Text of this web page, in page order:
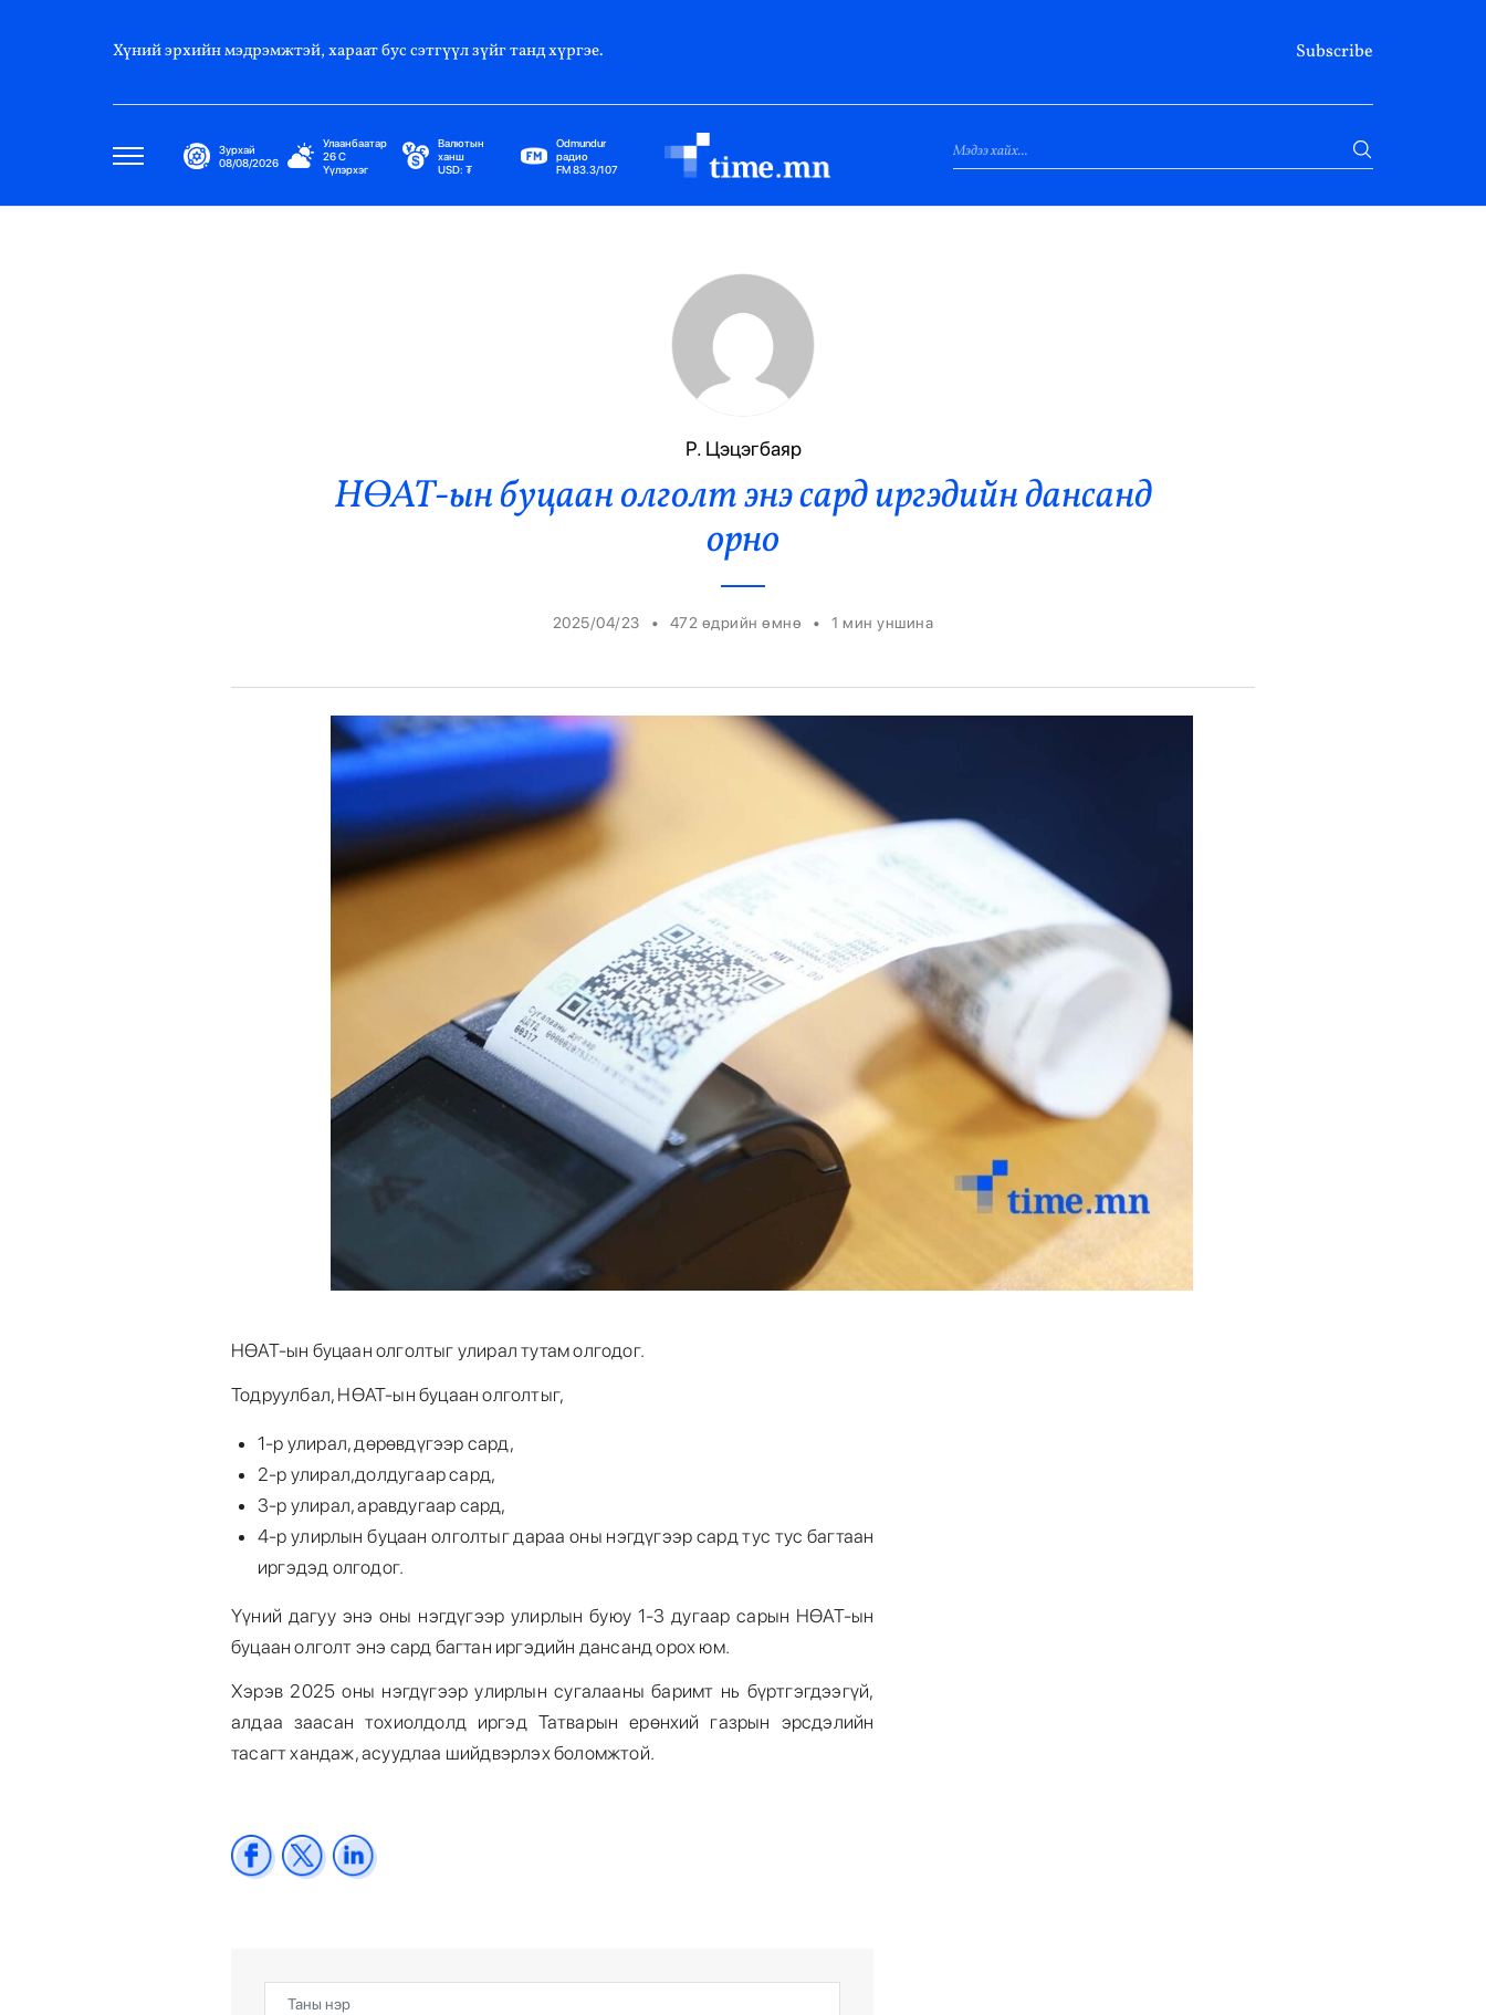
Хүний эрхийн мэдрэмжтэй, хараат бус сэтгүүл зүйг танд хүргэе. Subscribe
Зурхай
08/08/2026
Улаанбаатар
26C
Үүлэрхэг
Валютын
ханш
USD: ₮
Odmundur
радио
FM 83.3/107
Эрүүл Мэнд
Энтертайнмент
Эрэн Сурвалжилга
Гадаад Харилцаа
Элчин Сайд
Засгийн Газар
Ерөнхийлөгч
Р. Цэцэгбаяр
НӨАТ-ын буцаан олголт энэ сард иргэдийн дансанд
орно
2025/04/23 • 472 өдрийн өмнө • 1 мин уншина
НӨАТ-ын буцаан олголтыг улирал тутам олгодог.
Тодруулбал, НӨАТ-ын буцаан олголтыг,
1-р улирал, дөрөвдүгээр сард,
2-р улирал,долдугаар сард,
3-р улирал, аравдугаар сард,
4-р улирлын буцаан олголтыг дараа оны нэгдүгээр сард тус тус багтаан
иргэдэд олгодог.
Үүний дагуу энэ оны нэгдүгээр улирлын буюу 1-3 дугаар сарын НӨАТ-ын
буцаан олголт энэ сард багтан иргэдийн дансанд орох юм.
Хэрэв 2025 оны нэгдүгээр улирлын сугалааны баримт нь бүртгэгдээгүй,
алдаа заасан тохиолдолд иргэд Татварын ерөнхий газрын эрсдэлийн
тасагт хандаж, асуудлаа шийдвэрлэх боломжтой.